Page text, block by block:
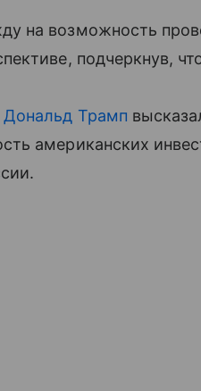
на возможность
подчеркнув,
Дональд Трамп
американских